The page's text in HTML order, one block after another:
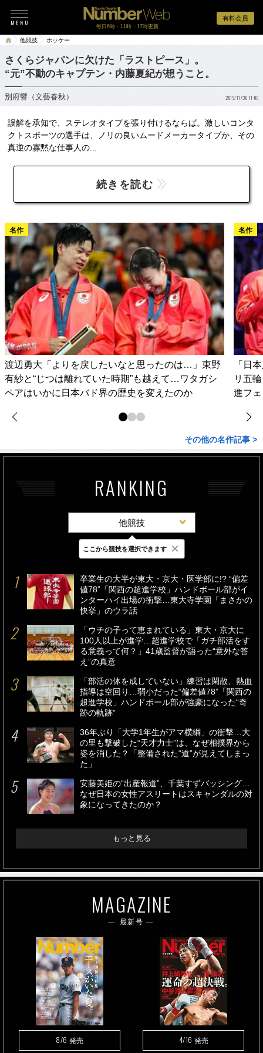
有料会員
毎日6時・11時・17時更新
他競技 ホッケー
さくらジャパンに欠けた「ラストピース」。
“元”不動のキャプテン・内藤夏紀が想うこと。
別府響（文藝春秋） 2019/11/30 11:00
誤解を承知で、ステレオタイプを張り付けるならば。激しいコンタ
クトスポーツの選手は、ノリの良いムードメーカータイプか、その
真逆の寡黙な仕事人の...
続きを読む
名作
渡辺勇大「よりを戻したいなと思ったのは…」東野
有紗と“じつは離れていた時期”も越えて…ワタガシ
ペアはいかに日本バド界の歴史を変えたのか
名作
「日
リ五
進フ
その他の名作記事 >
RANKING
他競技
最新 24時間 週間
卒業生の大半が東大・京大・医学部に!? “偏差
値78”「関西の超進学校」ハンドボール部がイ
ンターハイ出場の衝撃…東大寺学園「まさかの
快挙」のウラ話
「ウチの子って恵まれている」東大・京大に
100人以上が進学…超進学校で「ガチ部活をす
る意義って何？」41歳監督が語った“意外な答
え”の真意
「部活の体を成していない」練習は閑散、熱血
指導は空回り…弱小だった“偏差値78”「関西の
超進学校」ハンドボール部が強豪になった“奇
跡の軌跡”
36年ぶり「大学1年生がアマ横綱」の衝撃…大
の里も撃破した“天才力士”は、なぜ相撲界から
姿を消した？「整備された“道”が見えてしまっ
た」
安藤美姫の“出産報道”、千葉すずバッシング…
なぜ日本の女性アスリートはスキャンダルの対
象になってきたのか？
もっと見る
MAGAZINE
最新号
8/6 発売 4/16 発売
ここから競技を選択できます ×